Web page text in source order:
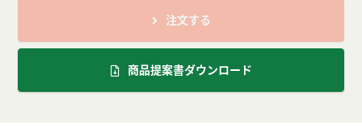
注文する
商品提案書ダウンロード